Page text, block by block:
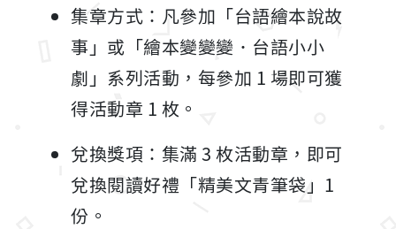
集章方式：凡參加「台語繪本說故
事」或「繪本變變變．台語小小
劇」系列活動，每參加 1 場即可獲
得活動章 1 枚。
兌換獎項：集滿 3 枚活動章，即可
兌換閱讀好禮「精美文青筆袋」1
份。